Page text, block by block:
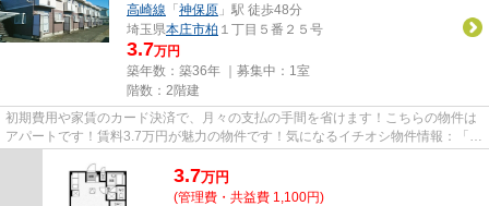
高崎線 「 神保原 」駅 徒歩48分
埼玉県本庄市柏 １丁目５番２５号
3.7万円
築年数：築36年 ｜募集中： 1室
階数：2階建
初期費用や家賃のカード決済で、月々の支払の手間を省けます！こちらの物件は
アパートです！賃料3.7万円が魅力の物件です！気になるイチオシ物件情報：「エ
3.7万円
(管理費・共益費 1,100円)